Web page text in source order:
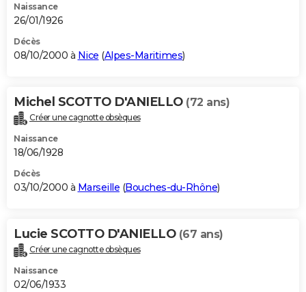
Naissance
26/01/1926
Décès
08/10/2000 à Nice (Alpes-Maritimes)
Michel SCOTTO D'ANIELLO (72 ans)
Créer une cagnotte obsèques
Naissance
18/06/1928
Décès
03/10/2000 à Marseille (Bouches-du-Rhône)
Lucie SCOTTO D'ANIELLO (67 ans)
Créer une cagnotte obsèques
Naissance
02/06/1933